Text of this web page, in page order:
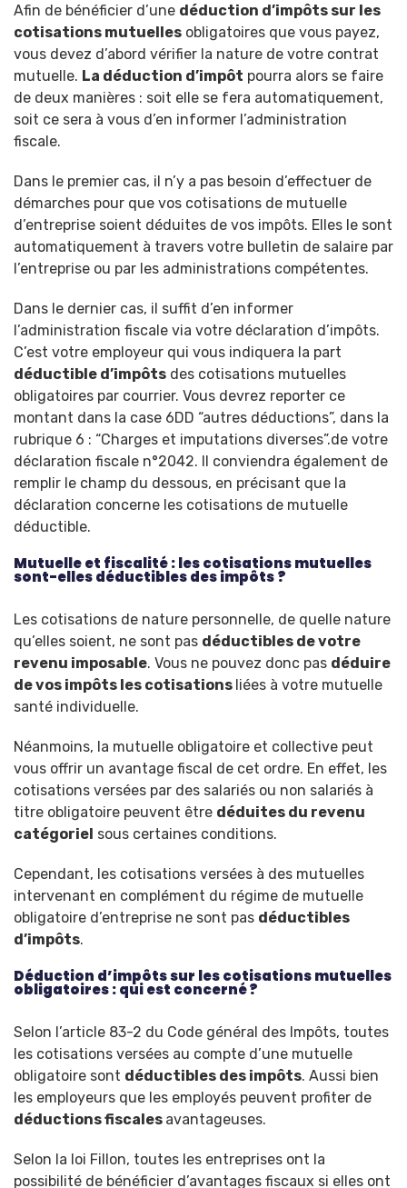
Afin de bénéficier d’une déduction d’impôts sur les
cotisations mutuelles obligatoires que vous payez,
vous devez d’abord vérifier la nature de votre contrat
mutuelle. La déduction d’impôt pourra alors se faire
de deux manières : soit elle se fera automatiquement,
soit ce sera à vous d’en informer l’administration
fiscale.
Dans le premier cas, il n’y a pas besoin d’effectuer de
démarches pour que vos cotisations de mutuelle
d’entreprise soient déduites de vos impôts. Elles le sont
automatiquement à travers votre bulletin de salaire par
l’entreprise ou par les administrations compétentes.
Dans le dernier cas, il suffit d’en informer
l’administration fiscale via votre déclaration d’impôts.
C’est votre employeur qui vous indiquera la part
déductible d’impôts des cotisations mutuelles
obligatoires par courrier. Vous devrez reporter ce
montant dans la case 6DD “autres déductions”, dans la
rubrique 6 : “Charges et imputations diverses”.de votre
déclaration fiscale n°2042. Il conviendra également de
remplir le champ du dessous, en précisant que la
déclaration concerne les cotisations de mutuelle
déductible.
Mutuelle et fiscalité : les cotisations mutuelles
sont-elles déductibles des impôts ?
Les cotisations de nature personnelle, de quelle nature
qu’elles soient, ne sont pas déductibles de votre
revenu imposable. Vous ne pouvez donc pas déduire
de vos impôts les cotisations liées à votre mutuelle
santé individuelle.
Néanmoins, la mutuelle obligatoire et collective peut
vous offrir un avantage fiscal de cet ordre. En effet, les
cotisations versées par des salariés ou non salariés à
titre obligatoire peuvent être déduites du revenu
catégoriel sous certaines conditions.
Cependant, les cotisations versées à des mutuelles
intervenant en complément du régime de mutuelle
obligatoire d’entreprise ne sont pas déductibles
d’impôts.
Déduction d’impôts sur les cotisations mutuelles
obligatoires : qui est concerné ?
Selon l’article 83-2 du Code général des Impôts, toutes
les cotisations versées au compte d’une mutuelle
obligatoire sont déductibles des impôts. Aussi bien
les employeurs que les employés peuvent profiter de
déductions fiscales avantageuses.
Selon la loi Fillon, toutes les entreprises ont la
possibilité de bénéficier d’avantages fiscaux si elles ont